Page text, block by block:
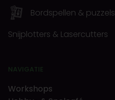
Bordspellen & puzzels
Snijplotters & Lasercutters
NAVIGATIE
Workshops